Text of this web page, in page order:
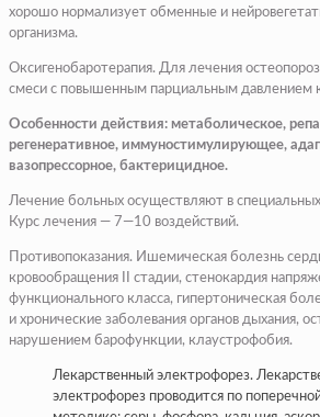
хорошо нормализует обменные и
организма.
Оксигенобаротерапия. Для лечения
смеси с повышенным парциальным давлением
Особенности действия: метаболическое,
регенеративное, иммуностимулирующее,
вазопрессорное, бактерицидное.
Лечение больных осуществляют в
Курс лечения — 7—10 воздействий.
Противопоказания. Ишемическая болезнь
кровообращения II стадии, стенокардия
функционального класса, гипертоническая
и хронические заболевания органов дыхания,
нарушением барофункции, клаустрофобия.
Лекарственный электрофорез.
электрофорез проводится по